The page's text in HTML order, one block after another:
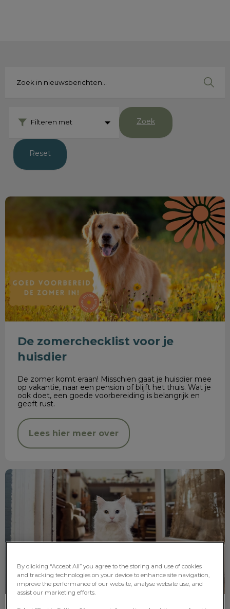
Filteren met Zoek
Reset
De zomerchecklist voor je huisdier
De zomerchecklist voor je
huisdier
De zomer komt eraan! Misschien gaat je huisdier mee
op vakantie, naar een pension of blijft het thuis. Wat je
ook doet, een goede voorbereiding is belangrijk en
geeft rust.
Lees hier meer over
Verzekering
By clicking “Accept All” you agree to the storing and use of cookies
and tracking technologies on your device to enhance site navigation,
improve the performance of our website, analyse website use, and
assist our marketing efforts.